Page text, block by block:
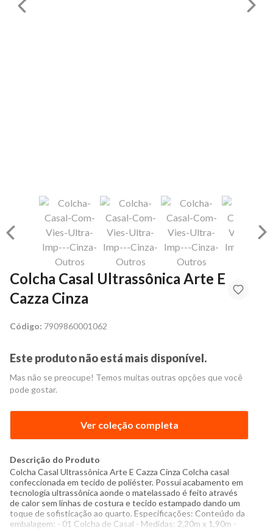
Colcha Casal Ultrassônica Arte E
Cazza Cinza
Código: 7909860001062
Este produto não está mais disponível.
Mas não se preocupe! Temos muitas outras opções que você
pode gostar.
Ver coleção completa
Descrição do Produto
Colcha Casal Ultrassônica Arte E Cazza Cinza Colcha casal
confeccionada em tecido de poliéster. Possui acabamento em
tecnologia ultrassônica aonde o matelassado é feito através
de calor sem linhas de costura e tecido estampado dando um
toque de sofisticação ao quarto. Especificações: Conteúdo da
embalagem: - 01 Colcha de Casal - Medidas: 2,20m x 1,90m -